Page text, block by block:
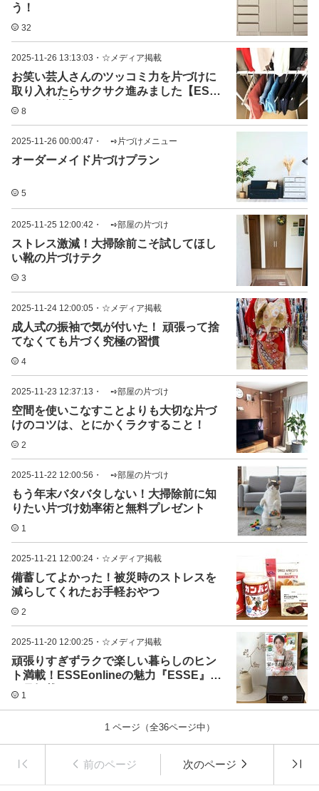
う！
32
2025-11-26 13:13:03 ・ ☆メディア掲載
お笑い芸人さんのツッコミ力を片づけに
取り入れたらサクサク進みました【ESSE
online掲載】
8
2025-11-26 00:00:47 ・ ➺片づけメニュー
オーダーメイド片づけプラン
5
2025-11-25 12:00:42 ・ ➺部屋の片づけ
ストレス激減！大掃除前こそ試してほし
い靴の片づけテク
3
2025-11-24 12:00:05 ・ ☆メディア掲載
成人式の振袖で気が付いた！ 頑張って捨
てなくても片づく究極の習慣
4
2025-11-23 12:37:13 ・ ➺部屋の片づけ
空間を使いこなすことよりも大切な片づ
けのコツは、とにかくラクすること！
2
2025-11-22 12:00:56 ・ ➺部屋の片づけ
もう年末バタバタしない！大掃除前に知
りたい片づけ効率術と無料プレゼント
1
2025-11-21 12:00:24 ・ ☆メディア掲載
備蓄してよかった！被災時のストレスを
減らしてくれたお手軽おやつ
2
2025-11-20 12:00:25 ・ ☆メディア掲載
頑張りすぎずラクで楽しい暮らしのヒン
ト満載！ESSEonlineの魅力『ESSE』12
月号掲載
1
1ページ（全36ページ中）
前のページ 次のページ